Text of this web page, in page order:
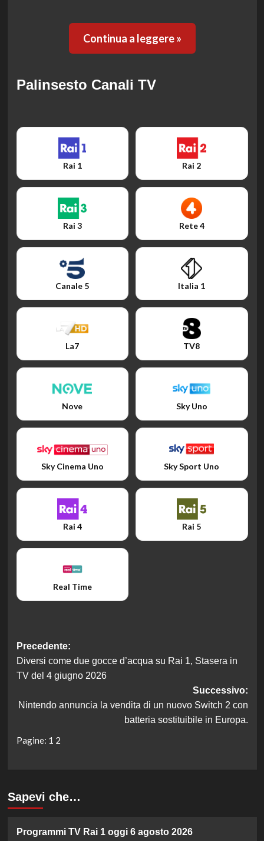
Continua a leggere »
Palinsesto Canali TV
Rai 1 Rai 2
Rai 3 Rete 4
Canale 5 Italia 1
La7 TV8
Nove Sky Uno
Sky Cinema Uno Sky Sport Uno
Rai 4 Rai 5
Real Time
Navigazione
articolo
Precedente:
Diversi come due gocce d’acqua su Rai 1, Stasera in
TV del 4 giugno 2026
Successivo:
Nintendo annuncia la vendita di un nuovo Switch 2 con
batteria sostituibile in Europa.
Pagine: 1 2
Sapevi che…
Programmi TV Rai 1 oggi 6 agosto 2026